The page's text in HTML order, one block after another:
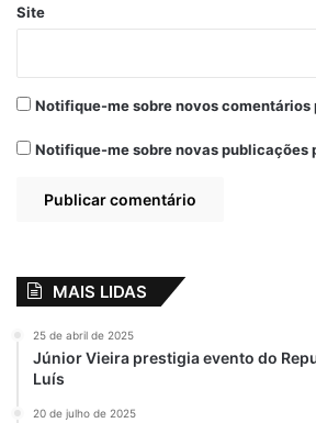
Site
Notifique-me sobre novos comentários
Notifique-me sobre novas publicações
MAIS LIDAS
25 de abril de 2025
Júnior Vieira prestigia evento do
Luís
20 de julho de 2025